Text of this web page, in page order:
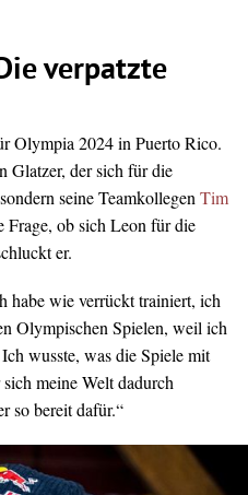
verpatzte
Olympia 2024 in Puerto Rico.
Glatzer, der sich für die
seine TeamkollegenTim
Frage, ob sich Leon für die
er.
habe wie verrückt trainiert, ich
Olympischen Spielen, weil ich
wusste, was die Spiele mit
meine Welt dadurch
so bereit dafür.“